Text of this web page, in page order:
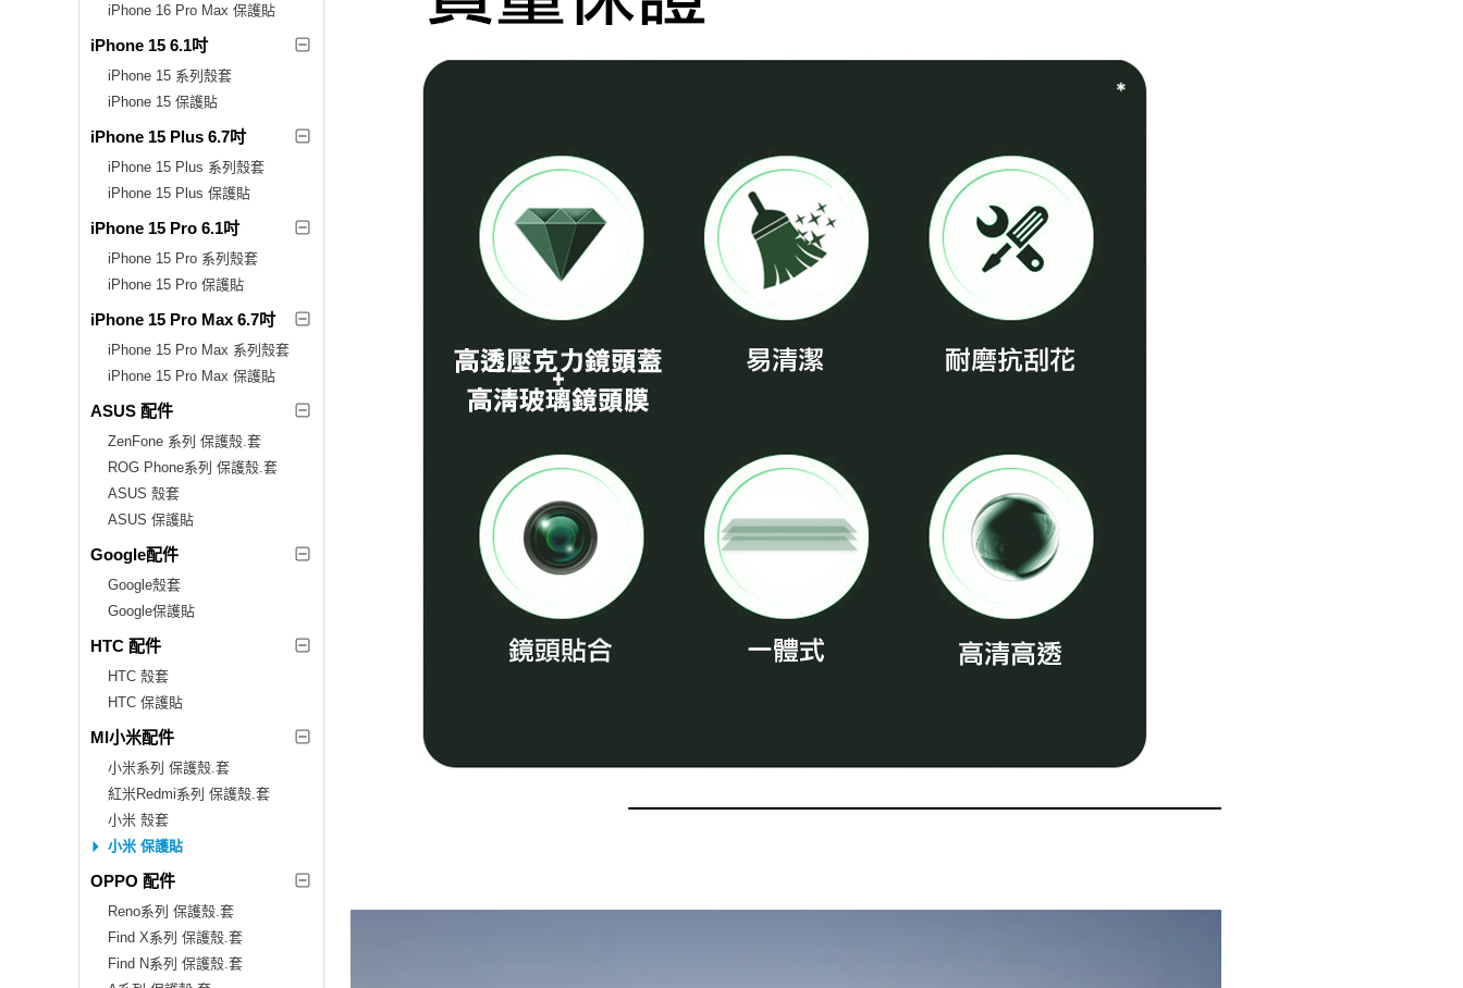
iPhone 16 Pro Max 保護貼
iPhone 15 6.1吋
iPhone 15 系列殼套
iPhone 15 保護貼
iPhone 15 Plus 6.7吋
iPhone 15 Plus 系列殼套
iPhone 15 Plus 保護貼
iPhone 15 Pro 6.1吋
iPhone 15 Pro 系列殼套
iPhone 15 Pro 保護貼
iPhone 15 Pro Max 6.7吋
iPhone 15 Pro Max 系列殼套
iPhone 15 Pro Max 保護貼
ASUS 配件
ZenFone 系列 保護殼.套
ROG Phone系列 保護殼.套
ASUS 殼套
ASUS 保護貼
Google配件
Google殼套
Google保護貼
HTC 配件
HTC 殼套
HTC 保護貼
MI小米配件
小米系列 保護殼.套
紅米Redmi系列 保護殼.套
小米 殼套
小米 保護貼
OPPO 配件
Reno系列 保護殼.套
Find X系列 保護殼.套
Find N系列 保護殼.套